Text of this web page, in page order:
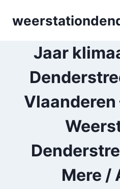
Jaar
Vlaanderen
Mere /